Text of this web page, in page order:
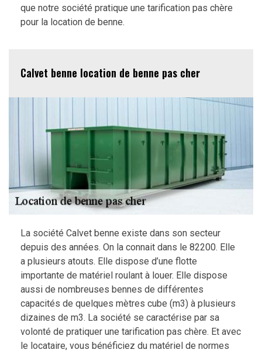
que notre société pratique une tarification pas chère
pour la location de benne.
Calvet benne location de benne pas cher
La société Calvet benne existe dans son secteur
depuis des années. On la connait dans le 82200. Elle
a plusieurs atouts. Elle dispose d’une flotte
importante de matériel roulant à louer. Elle dispose
aussi de nombreuses bennes de différentes
capacités de quelques mètres cube (m3) à plusieurs
dizaines de m3. La société se caractérise par sa
volonté de pratiquer une tarification pas chère. Et avec
le locataire, vous bénéficiez du matériel de normes